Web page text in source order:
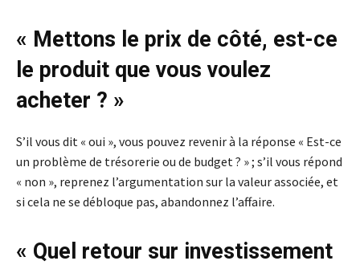
« Mettons le prix de côté, est-ce
le produit que vous voulez
acheter ? »
S’il vous dit « oui », vous pouvez revenir à la réponse « Est-ce
un problème de trésorerie ou de budget ? » ; s’il vous répond
« non », reprenez l’argumentation sur la valeur associée, et
si cela ne se débloque pas, abandonnez l’affaire.
« Quel retour sur investissement